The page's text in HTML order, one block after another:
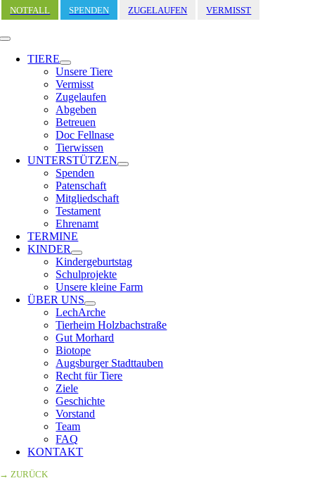
Zum
Inhalt
springen
NOTFALL SPENDEN ZUGELAUFEN VERMISST
Toggle
Navigation
TIERE
Unsere Tiere
Vermisst
Zugelaufen
Abgeben
Betreuen
Doc Fellnase
Tierwissen
UNTERSTÜTZEN
Spenden
Patenschaft
Mitgliedschaft
Testament
Ehrenamt
TERMINE
KINDER
Kindergeburtstag
Schulprojekte
Unsere kleine Farm
ÜBER UNS
LechArche
Tierheim Holzbachstraße
Gut Morhard
Biotope
Augsburger Stadttauben
Recht für Tiere
Ziele
Geschichte
Vorstand
Team
FAQ
KONTAKT
→ ZURÜCK